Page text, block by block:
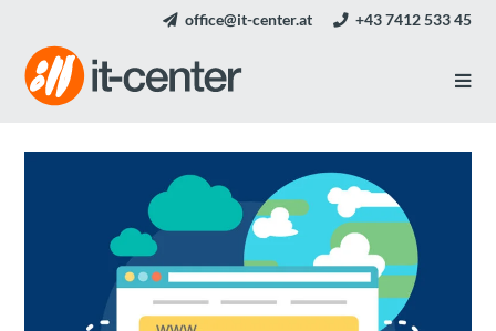
office@it-center.at +43 7412 533 45